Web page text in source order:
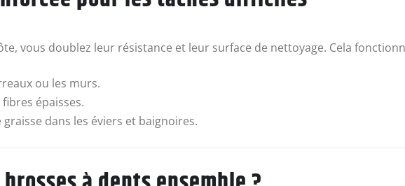
vous doublez leur résistance et leur surface de nettoyage. Cela
ou les murs.
épaisses.
dans les éviers et baignoires.